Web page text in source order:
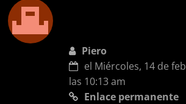
Piero
el Miércoles, 14 de
las 10:13 am
Enlace permanente